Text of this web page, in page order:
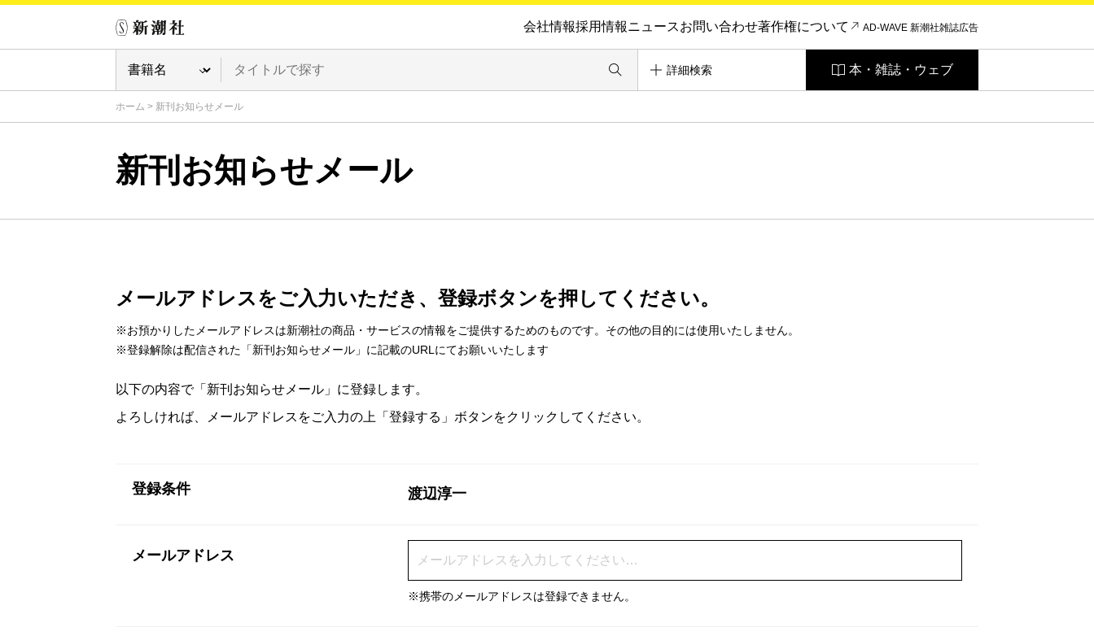
会社情報採用情報ニュースお問い合わせ著作権について AD-WAVE 新潮社雑誌広告
詳細検索 本・雑誌・ウェブ
ホーム > 新刊お知らせメール
新刊お知らせメール
メールアドレスをご入力いただき、登録ボタンを押してください。
※お預かりしたメールアドレスは新潮社の商品・サービスの情報をご提供するためのものです。その他の目的には使用いたしません。
※登録解除は配信された「新刊お知らせメール」に記載のURLにてお願いいたします
以下の内容で「新刊お知らせメール」に登録します。
よろしければ、メールアドレスをご入力の上「登録する」ボタンをクリックしてください。
登録条件 渡辺淳一
メールアドレス
※携帯のメールアドレスは登録できません。